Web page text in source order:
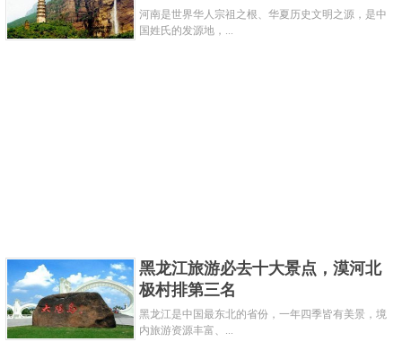
人民币成交。
重15.5克，此布也属于大型三孔布，上世纪出于河北石家庄
地区。其文字清晰，面、背周沿边廓完整，浇口在首部，合
范准确，铸造精美；仅有极小微修，极美品。2010年5月12
河南是世界华人宗祖之根、华夏历史文明之源，是中
国姓氏的发源地，...
黑龙江旅游必去十大景点，漠河北
极村排第三名
黑龙江是中国最东北的省份，一年四季皆有美景，境
内旅游资源丰富、...